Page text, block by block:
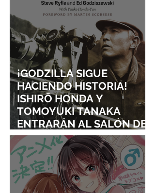
¡GODZILLA SIGUE
HACIENDO HISTORIA!
ISHIRŌ HONDA Y
TOMOYUKI TANAKA
ENTRARÁN AL SALÓN DE
LA FAMA DE LOS EFECTOS
VISUALES